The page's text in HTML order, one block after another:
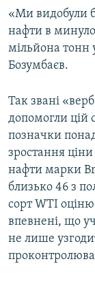
«Ми видобули
нафти в
мільйона тонн
Бозумбаєв.
Так звані
допомогли цій
позначки
зростання
нафти марки
близько 46 з
сорт WTI
впевнені, що
не лише